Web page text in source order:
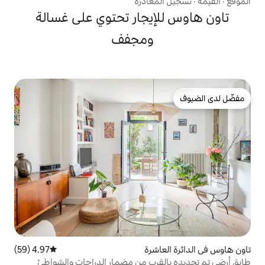
تحتوي على غسالة
متوسط التقييم 4.97 من 5، 59 مراجعات
4.97 (59)
من مضمار الدراجات والشواطئ